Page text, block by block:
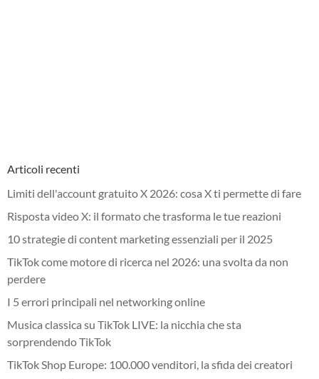
Articoli recenti
Limiti dell'account gratuito X 2026: cosa X ti permette di fare
Risposta video X: il formato che trasforma le tue reazioni
10 strategie di content marketing essenziali per il 2025
TikTok come motore di ricerca nel 2026: una svolta da non
perdere
I 5 errori principali nel networking online
Musica classica su TikTok LIVE: la nicchia che sta
sorprendendo TikTok
TikTok Shop Europe: 100.000 venditori, la sfida dei creatori